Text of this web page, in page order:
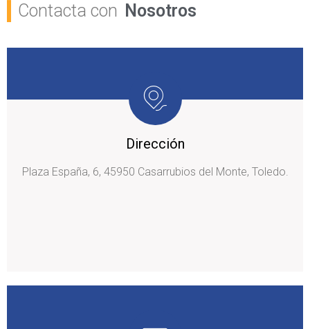
Contacta con Nosotros
Dirección
Plaza España, 6, 45950 Casarrubios del Monte, Toledo.